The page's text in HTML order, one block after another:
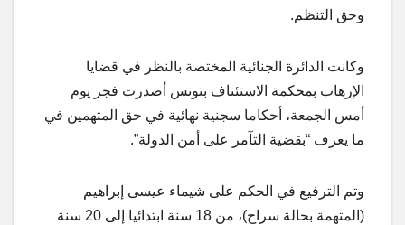
وحق التنظم.
وكانت الدائرة الجنائية المختصة بالنظر في قضايا
الإرهاب بمحكمة الاستئناف بتونس أصدرت فجر يوم
أمس الجمعة، أحكاما سجنية نهائية في حق المتهمين في
ما يعرف “بقضية التآمر على أمن الدولة”.
وتم الترفيع في الحكم على شيماء عيسى إبراهيم
(المتهمة بحالة سراح)، من 18 سنة ابتدائيا إلى 20 سنة